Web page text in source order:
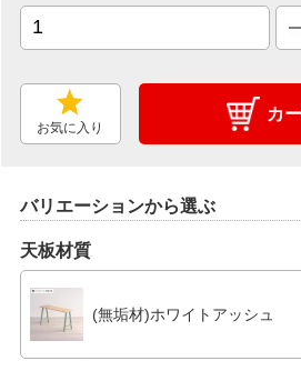
お気に入り
カ
バリエーションから選ぶ
天板材質
(無垢材)ホワイトアッシュ